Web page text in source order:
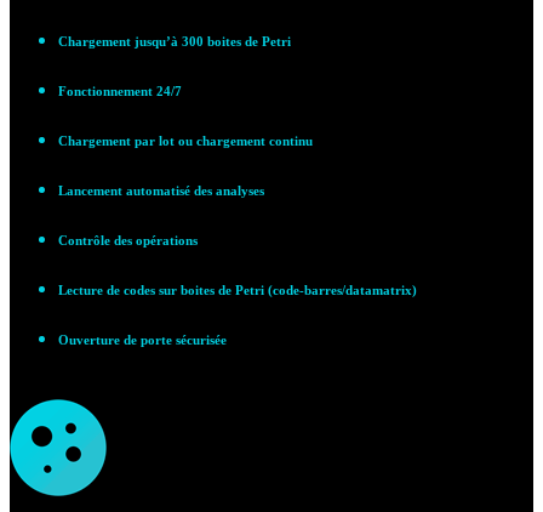
Chargement jusqu’à 300 boites de Petri
Fonctionnement 24/7
Chargement par lot ou chargement continu
Lancement automatisé des analyses
Contrôle des opérations
Lecture de codes sur boites de Petri (code-barres/datamatrix)
Ouverture de porte sécurisée